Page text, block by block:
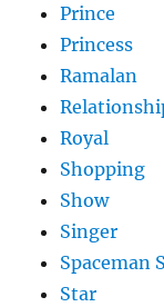
Prince
Princess
Ramalan
Royal
Shopping
Show
Singer
Spaceman
Star